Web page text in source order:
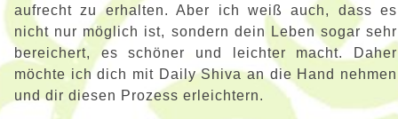
aufrecht zu erhalten. Aber ich weiß auch, dass es
nicht nur möglich ist, sondern dein Leben sogar sehr
bereichert, es schöner und leichter macht. Daher
möchte ich dich mit Daily Shiva an die Hand nehmen
und dir diesen Prozess erleichtern.